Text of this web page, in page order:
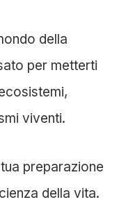
della
per metterti
viventi.
preparazione
della vita.